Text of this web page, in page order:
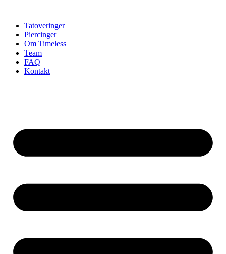
indholdTatoveringer
Piercinger
Om Timeless
Team
FAQ
Kontakt